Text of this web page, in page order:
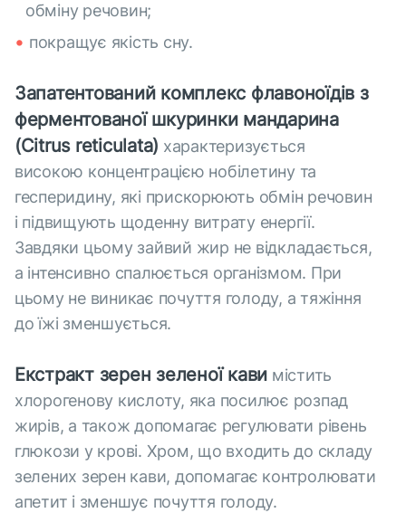
обміну речовин;
покращує якість сну.
Запатентований комплекс флавоноїдів з
ферментованої шкуринки мандарина
(Citrus reticulata) характеризується
високою концентрацією нобілетину та
гесперидину, які прискорюють обмін речовин
і підвищують щоденну витрату енергії.
Завдяки цьому зайвий жир не відкладається,
а інтенсивно спалюється організмом. При
цьому не виникає почуття голоду, а тяжіння
до їжі зменшується.
Екстракт зерен зеленої кави містить
хлорогенову кислоту, яка посилює розпад
жирів, а також допомагає регулювати рівень
глюкози у крові. Хром, що входить до складу
зелених зерен кави, допомагає контролювати
апетит і зменшує почуття голоду.